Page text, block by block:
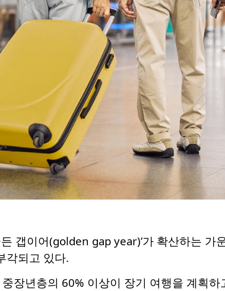
갭이어(golden gap year)’가 확산하는 가
각되고 있다.
장년층의 60% 이상이 장기 여행을 계획